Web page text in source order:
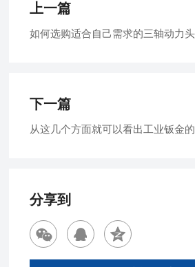
上一篇
如何选购适合自己需求的三轴动力头
下一篇
从这几个方面就可以看出工业钣金
分享到